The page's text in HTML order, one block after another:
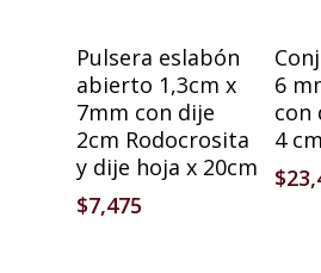
Añadir Al Carrito
Pulsera eslabón
abierto 1,3cm x
7mm con dije
2cm Rodocrosita
y dije hoja x 20cm
$7,475
6
con
4 cm
$